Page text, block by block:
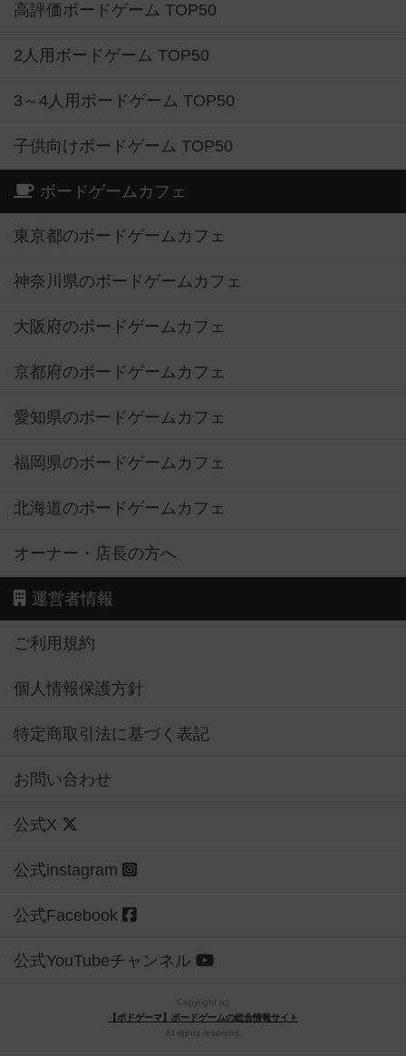
高評価ボードゲーム TOP50
2人用ボードゲーム TOP50
3～4人用ボードゲーム TOP50
子供向けボードゲーム TOP50
ボードゲームカフェ
東京都のボードゲームカフェ
神奈川県のボードゲームカフェ
大阪府のボードゲームカフェ
京都府のボードゲームカフェ
愛知県のボードゲームカフェ
福岡県のボードゲームカフェ
北海道のボードゲームカフェ
オーナー・店長の方へ
運営者情報
ご利用規約
個人情報保護方針
特定商取引法に基づく表記
お問い合わせ
公式X
公式instagram
公式Facebook
公式YouTubeチャンネル
Copyright (c)
【ボドゲーマ】ボードゲームの総合情報サイト
All rights reserved.